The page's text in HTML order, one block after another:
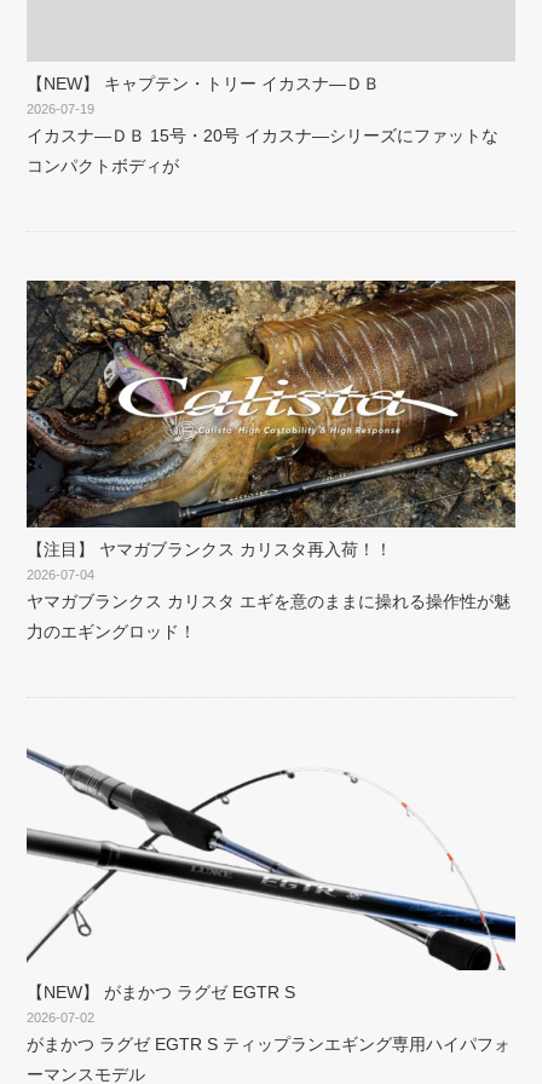
【NEW】 キャプテン・トリー イカスナ―ＤＢ
2026-07-19
イカスナ―ＤＢ 15号・20号 イカスナ―シリーズにファットな
コンパクトボディが
【注目】 ヤマガブランクス カリスタ再入荷！！
2026-07-04
ヤマガブランクス カリスタ エギを意のままに操れる操作性が魅
力のエギングロッド！
【NEW】 がまかつ ラグゼ EGTR S
2026-07-02
がまかつ ラグゼ EGTR S ティップランエギング専用ハイパフォ
ーマンスモデル